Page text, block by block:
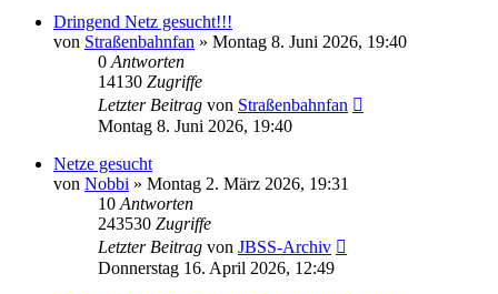
Dringend Netz gesucht!!!
von Straßenbahnfan » Montag 8. Juni 2026, 19:40
0 Antworten
14130 Zugriffe
Letzter Beitrag von Straßenbahnfan
Montag 8. Juni 2026, 19:40
Netze gesucht
von Nobbi » Montag 2. März 2026, 19:31
10 Antworten
243530 Zugriffe
Letzter Beitrag von JBSS-Archiv
Donnerstag 16. April 2026, 12:49